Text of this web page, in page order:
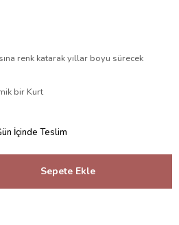
renk katarak yıllar boyu sürecek
bir Kurt
İçinde Teslim